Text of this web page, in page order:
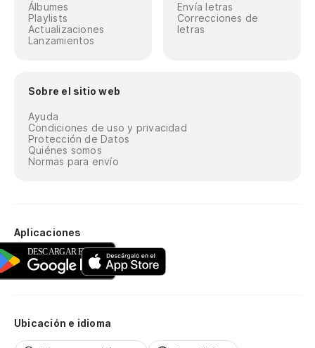
Álbumes
Playlists
Actualizaciones
Lanzamientos
Envía letras
Correcciones de
letras
Sobre el sitio web
Ayuda
Condiciones de uso y privacidad
Protección de Datos
Quiénes somos
Normas para envío
Aplicaciones
Ubicación e idioma